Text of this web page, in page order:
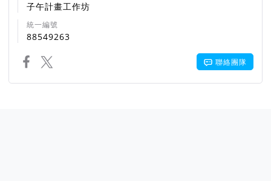
子午計畫工作坊
統一編號
88549263
聯絡團隊